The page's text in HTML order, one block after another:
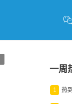
一周
1 热